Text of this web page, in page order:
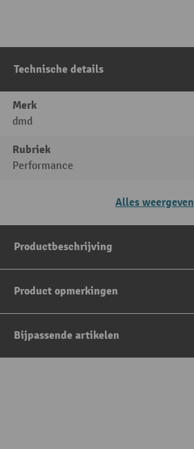
Technische details
Merk
dmd
Rubriek
Performance
Alles weergeven
Productbeschrijving
Product opmerkingen
Bijpassende artikelen